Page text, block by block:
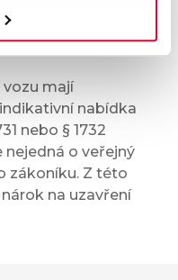
vozu mají
nabídka
nebo § 1732
nejedná o veřejný
zákoníku. Z této
na uzavření